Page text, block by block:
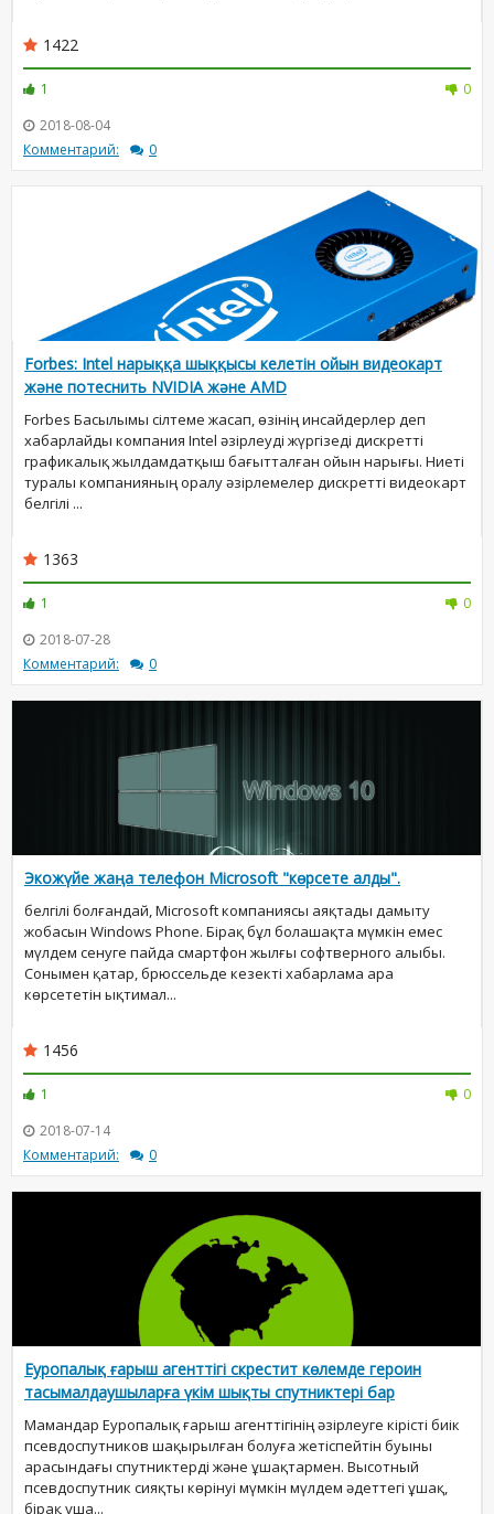
1422
1
0
2018-08-04
Комментарий:
0
Forbes: Intel нарыққа шыққысы келетін ойын видеокарт
және потеснить NVIDIA және AMD
Forbes Басылымы сілтеме жасап, өзінің инсайдерлер деп
хабарлайды компания Intel әзірлеуді жүргізеді дискретті
графикалық жылдамдатқыш бағытталған ойын нарығы. Ниеті
туралы компанияның оралу әзірлемелер дискретті видеокарт
белгілі ...
1363
1
0
2018-07-28
Комментарий:
0
Экожүйе жаңа телефон Microsoft "көрсете алды".
белгілі болғандай, Microsoft компаниясы аяқтады дамыту
жобасын Windows Phone. Бірақ бұл болашақта мүмкін емес
мүлдем сенуге пайда смартфон жылғы софтверного алыбы.
Сонымен қатар, брюссельде кезекті хабарлама ара
көрсететін ықтимал...
1456
1
0
2018-07-14
Комментарий:
0
Еуропалық ғарыш агенттігі скрестит көлемде героин
тасымалдаушыларға үкім шықты спутниктері бар
Мамандар Еуропалық ғарыш агенттігінің әзірлеуге кірісті биік
псевдоспутников шақырылған болуға жетіспейтін буыны
арасындағы спутниктерді және ұшақтармен. Высотный
псевдоспутник сияқты көрінуі мүмкін мүлдем әдеттегі ұшақ,
бірақ ұша...